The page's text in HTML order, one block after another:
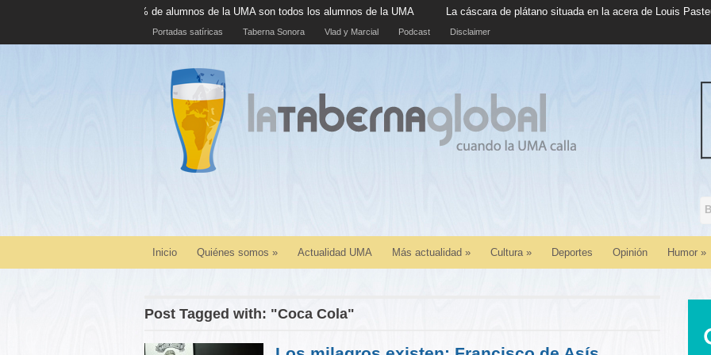
El 100% de alumnos de la UMA son todos los alumnos de la UMA La cáscara de plátano situada en la acera de Louis Pasteur cumple
Portadas satíricas Taberna Sonora Vlad y Marcial Podcast Disclaimer
Inicio Quiénes somos » Actualidad UMA Más actualidad » Cultura» Deportes Opinión Humor »
Post Tagged with: "Coca Cola"